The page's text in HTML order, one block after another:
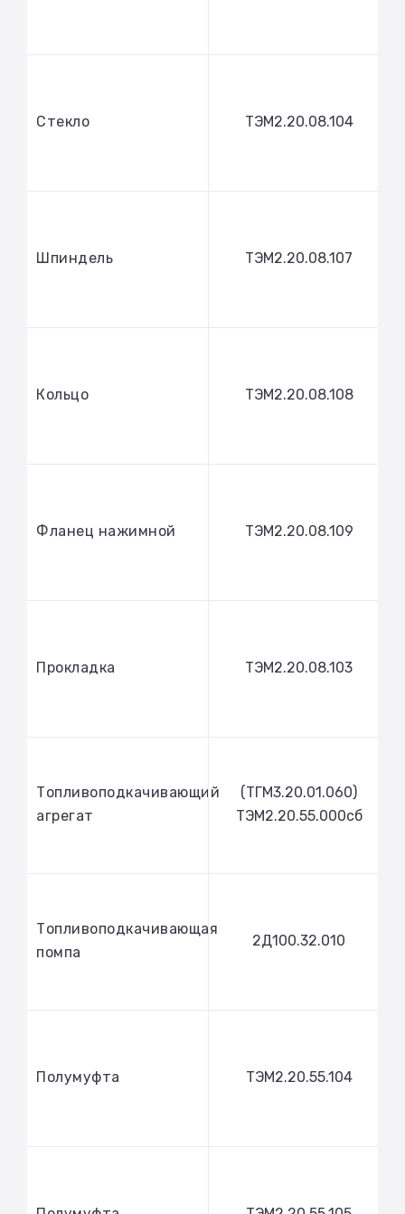
Стекло ТЭМ2.20.08.104
Шпиндель ТЭМ2.20.08.107
Кольцо ТЭМ2.20.08.108
Фланец нажимной ТЭМ2.20.08.109
Прокладка ТЭМ2.20.08.103
Топливоподкачивающий
агрегат
(ТГМ3.20.01.060)
ТЭМ2.20.55.000сб
Топливоподкачивающая
помпа
2Д100.32.010
Полумуфта ТЭМ2.20.55.104